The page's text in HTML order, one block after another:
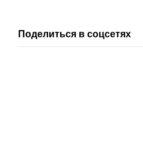
Поделиться в соцсетях